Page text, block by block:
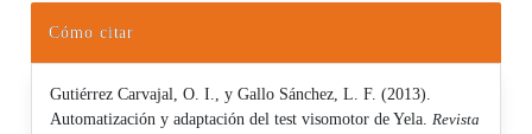
Cómo citar
Gutiérrez Carvajal, O. I., y Gallo Sánchez, L. F. (2013).
Automatización y adaptación del test visomotor de Yela.Revista